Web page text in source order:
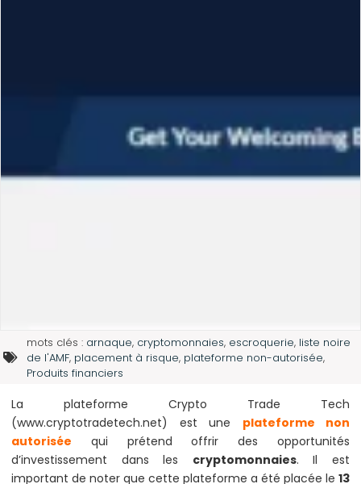
mots clés : arnaque, cryptomonnaies, escroquerie, liste noire
de l'AMF, placement à risque, plateforme non-autorisée,
Produits financiers
La plateforme Crypto Trade Tech
(www.cryptotradetech.net) est une plateforme non
autorisée qui prétend offrir des opportunités
d’investissement dans les cryptomonnaies. Il est
important de noter que cette plateforme a été placée le 13